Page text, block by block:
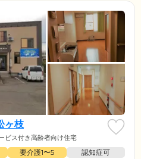
ヶ枝
ビス付き高齢者向け住宅
要介護1〜5
認知症可